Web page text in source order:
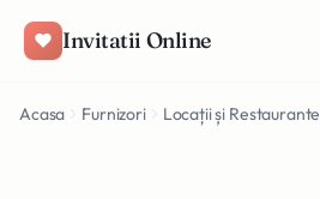
Invitatii Online
Acasa Furnizori Locații și Restaurante